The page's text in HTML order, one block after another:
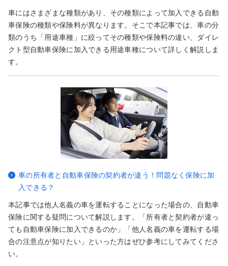
車にはさまざまな種類があり、その種類によって加入できる自動
車保険の種類や保険料が異なります。そこで本記事では、車の分
類のうち「用途車種」に絞ってその種類や保険料の違い、ダイレ
クト型自動車保険に加入できる用途車種について詳しく解説しま
す。
車の所有者と自動車保険の契約者が違う！問題なく保険に加
入できる？
本記事では他人名義の車を運転することになった場合の、自動車
保険に関する疑問について解説します。「所有者と契約者が違っ
ても自動車保険に加入できるのか」「他人名義の車を運転する場
合の注意点が知りたい」といった方はぜひ参考にしてみてくださ
い。